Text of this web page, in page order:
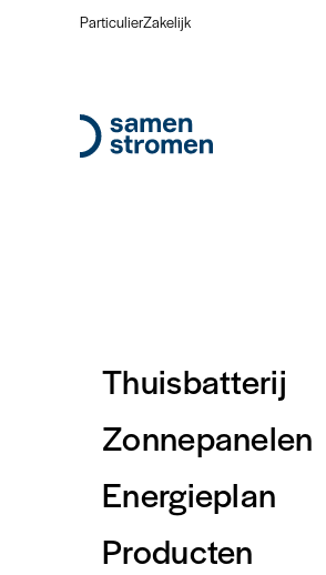
ParticulierZakelijk
Thuisbatterij
Zonnepanelen
Energieplan
Producten